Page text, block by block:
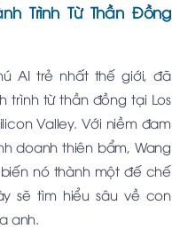
Trình Từ Thần Đồng
AI trẻ nhất thế giới, đã
trình từ thần đồng tại Los
Valley. Với niềm đam
doanh thiên bẩm, Wang
nó thành một đế chế
sẽ tìm hiểu sâu về con
anh.